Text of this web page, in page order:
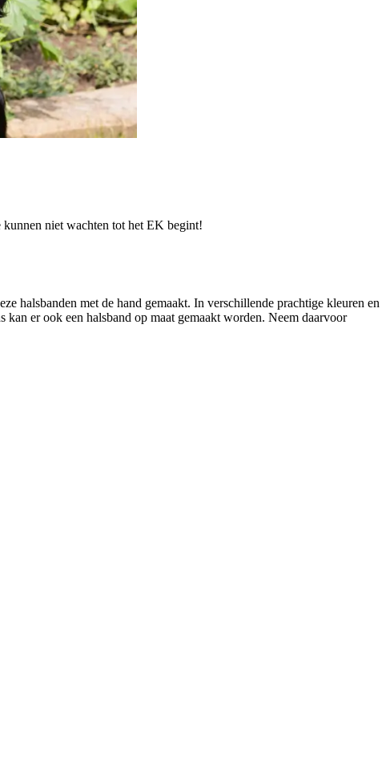
niet wachten tot het EK begint!
halsbanden met de hand gemaakt. In verschillende prachtige kleuren en
er ook een halsband op maat gemaakt worden. Neem daarvoor